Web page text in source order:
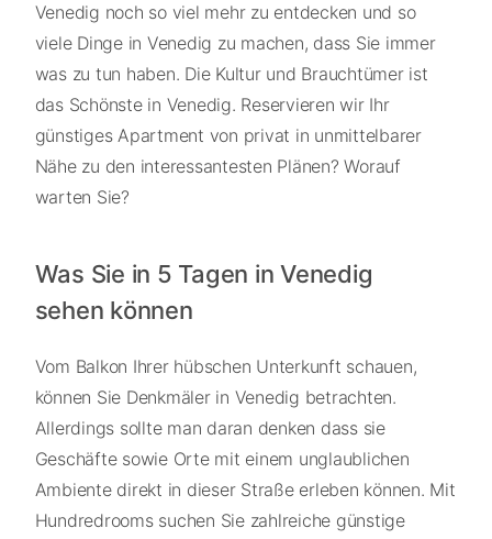
Venedig noch so viel mehr zu entdecken und so
viele Dinge in Venedig zu machen, dass Sie immer
was zu tun haben. Die Kultur und Brauchtümer ist
das Schönste in Venedig. Reservieren wir Ihr
günstiges Apartment von privat in unmittelbarer
Nähe zu den interessantesten Plänen? Worauf
warten Sie?
Was Sie in 5 Tagen in Venedig
sehen können
Vom Balkon Ihrer hübschen Unterkunft schauen,
können Sie Denkmäler in Venedig betrachten.
Allerdings sollte man daran denken dass sie
Geschäfte sowie Orte mit einem unglaublichen
Ambiente direkt in dieser Straße erleben können. Mit
Hundredrooms suchen Sie zahlreiche günstige